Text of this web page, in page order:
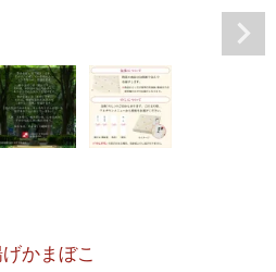
季節のかねささ とうも
ろこし
はじめてセット
旨揚げ
かまぼこ